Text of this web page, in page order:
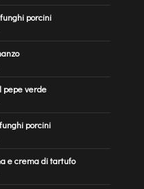
porcini
pepe verde
porcini
e crema di tartufo